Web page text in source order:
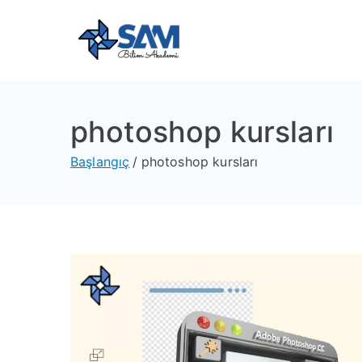
photoshop kursları
Başlangıç photoshop kursları